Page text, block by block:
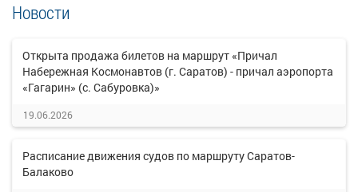
Новости
Открыта продажа билетов на маршрут «Причал
Набережная Космонавтов (г. Саратов) - причал аэропорта
«Гагарин» (с. Сабуровка)»
19.06.2026
Расписание движения судов по маршруту Саратов-
Балаково